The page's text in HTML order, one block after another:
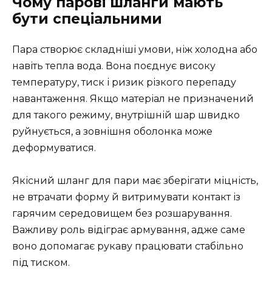
бути спеціальними
Пара створює складніші умови, ніж холодна або
навіть тепла вода. Вона поєднує високу
температуру, тиск і ризик різкого перепаду
навантаження. Якщо матеріал не призначений
для такого режиму, внутрішній шар швидко
руйнується, а зовнішня оболонка може
деформуватися.
Якісний шланг для пари має зберігати міцність,
не втрачати форму й витримувати контакт із
гарячим середовищем без розшарування.
Важливу роль відіграє армування, адже саме
воно допомагає рукаву працювати стабільно
під тиском.